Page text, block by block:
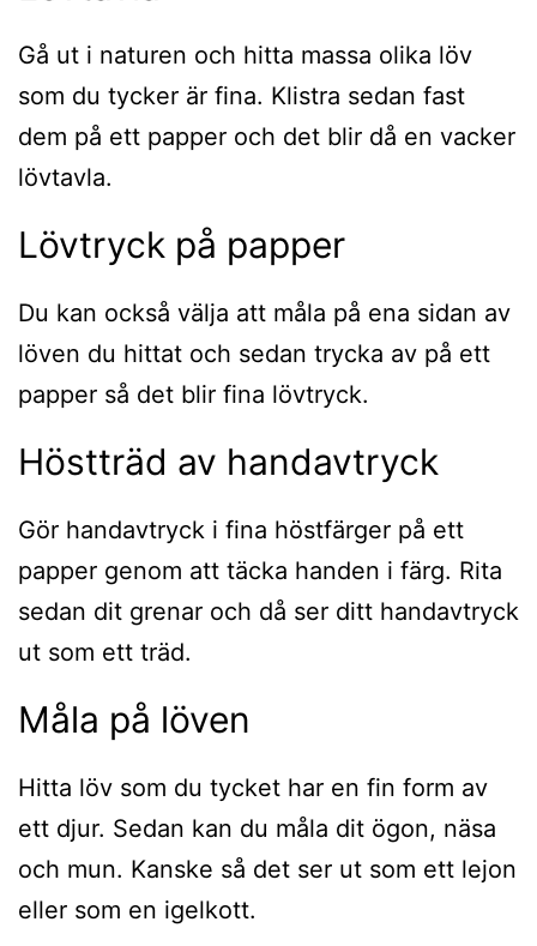
Gå ut i naturen och hitta massa olika löv
som du tycker är fina. Klistra sedan fast
dem på ett papper och det blir då en vacker
lövtavla.
Lövtryck på papper
Du kan också välja att måla på ena sidan av
löven du hittat och sedan trycka av på ett
papper så det blir fina lövtryck.
Höstträd av handavtryck
Gör handavtryck i fina höstfärger på ett
papper genom att täcka handen i färg. Rita
sedan dit grenar och då ser ditt handavtryck
ut som ett träd.
Måla på löven
Hitta löv som du tycket har en fin form av
ett djur. Sedan kan du måla dit ögon, näsa
och mun. Kanske så det ser ut som ett lejon
eller som en igelkott.